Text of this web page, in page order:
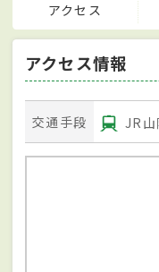
アクセス
アクセス情報
交通手段 JR